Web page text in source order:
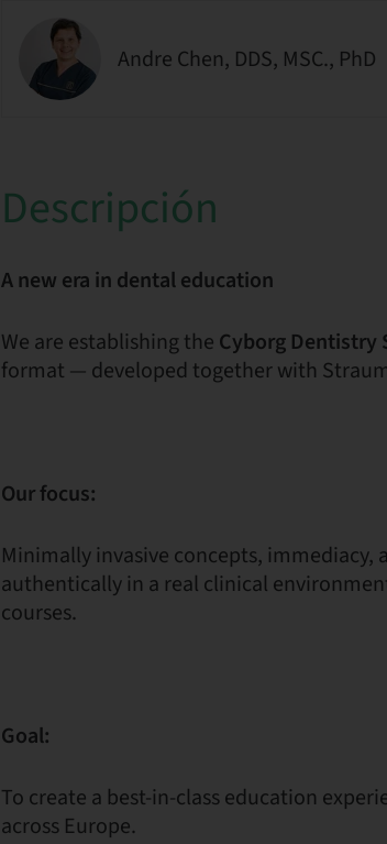
Andre Chen, DDS, MSC., PhD
Descripción
A new era in dental education
We are establishing the Cyborg Dentistry
format — developed together with
Our focus:
Minimally invasive concepts,
authentically in a real clinical
courses.
Goal:
To create a best-in-class education
across Europe.